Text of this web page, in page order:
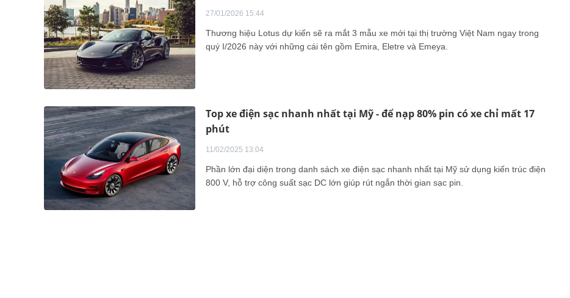
27/01/2026 15:44
Thương hiệu Lotus dự kiến sẽ ra mắt 3 mẫu xe mới tại thị trường Việt Nam ngay trong
quý I/2026 này với những cái tên gồm Emira, Eletre và Emeya.
Top xe điện sạc nhanh nhất tại Mỹ - để nạp 80% pin có xe chỉ mất 17
phút
11/02/2025 13:04
Phần lớn đại diện trong danh sách xe điện sạc nhanh nhất tại Mỹ sử dụng kiến trúc điện
800 V, hỗ trợ công suất sạc DC lớn giúp rút ngắn thời gian sạc pin.